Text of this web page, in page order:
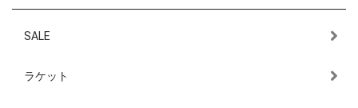
SALE
ラケット